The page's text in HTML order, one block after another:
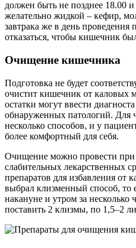
должен быть не позднее 18.00
желательно жидкой – кефир,
завтрака же в день
отказаться, чтобы кишечник
Очищение кишечника
Подготовка не будет
очистит кишечник от каловых
остатки могут ввести
обнаруженных патологий. Для
несколько способов, и у
более комфортный для себя.
Очищение можно провести при
слабительных лекарственных
препаратов для избавления от
выбрал клизменный способ, то
накануне и утром за несколько
поставить 2 клизмы, по 1,5–2